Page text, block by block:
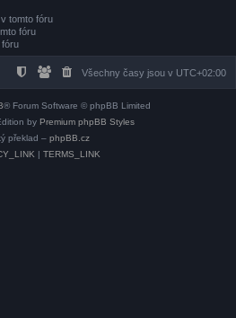
tomto fóru
fóru
fóru
Všechny časy jsou v UTC+02:00
® Forum Software © phpBB Limited
by Premium phpBB Styles
překlad – phpBB.cz
| TERMS_LINK